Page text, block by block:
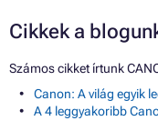
Cikkek a
Számos cikket írtunk
Canon: A világ egyik
A 4 leggyakoribb